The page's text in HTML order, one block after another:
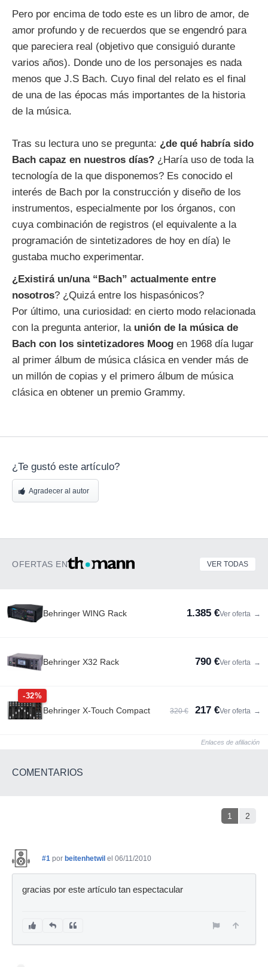
Pero por encima de todo este es un libro de amor, de
amor profundo y de recuerdos que se engendró para
que pareciera real (objetivo que consiguió durante
varios años). Donde uno de los personajes es nada
menos que J.S Bach. Cuyo final del relato es el final
de una de las épocas más importantes de la historia
de la música.
Tras su lectura uno se pregunta: ¿de qué habría sido
Bach capaz en nuestros días? ¿Haría uso de toda la
tecnología de la que disponemos? Es conocido el
interés de Bach por la construcción y diseño de los
instrumentos, especialmente por los órganos, con
cuya combinación de registros (el equivalente a la
programación de sintetizadores de hoy en día) le
gustaba mucho experimentar.
¿Existirá un/una “Bach” actualmente entre
nosotros? ¿Quizá entre los hispasónicos?
Por último, una curiosidad: en cierto modo relacionada
con la pregunta anterior, la unión de la música de
Bach con los sintetizadores Moog en 1968 día lugar
al primer álbum de música clásica en vender más de
un millón de copias y el primero álbum de música
clásica en obtener un premio Grammy.
¿Te gustó este artículo?
Agradecer al autor
OFERTAS EN VER TODAS
Behringer WING Rack 1.385 €Ver oferta →
Behringer X32 Rack 790 €Ver oferta →
-32%
Behringer X-Touch Compact 320 € 217 €Ver oferta →
Enlaces de afiliación
COMENTARIOS
1 2
#1 por beitenhetwil el 06/11/2010
gracias por este artículo tan espectacular